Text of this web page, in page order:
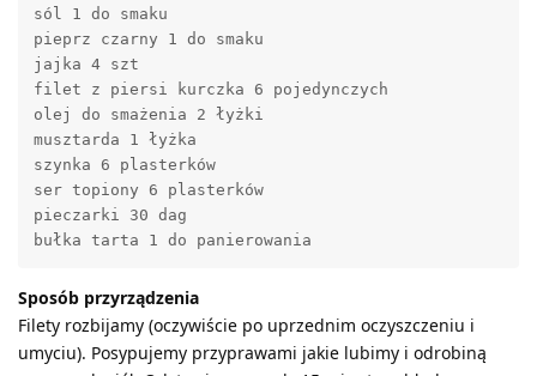
sól 1 do smaku
pieprz czarny 1 do smaku
jajka 4 szt
filet z piersi kurczka 6 pojedynczych
olej do smażenia 2 łyżki
musztarda 1 łyżka
szynka 6 plasterków
ser topiony 6 plasterków
pieczarki 30 dag
bułka tarta 1 do panierowania
Sposób przyrządzenia
Filety rozbijamy (oczywiście po uprzednim oczyszczeniu i
umyciu). Posypujemy przyprawami jakie lubimy i odrobiną